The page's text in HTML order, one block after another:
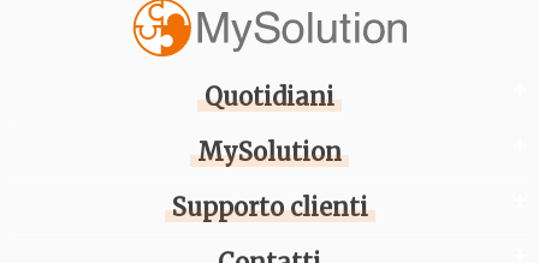
Quotidiani
MySolution
Supporto clienti